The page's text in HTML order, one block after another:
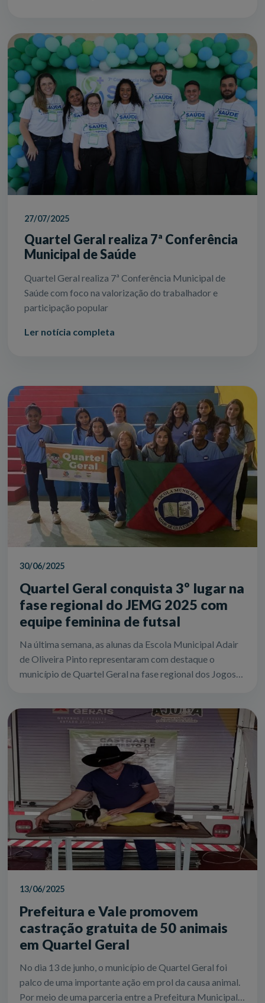
27/07/2025
Quartel Geral realiza 7ª Conferência
Municipal de Saúde
Quartel Geral realiza 7ª Conferência Municipal de
Saúde com foco na valorização do trabalhador e
participação popular
Ler notícia completa
30/06/2025
Quartel Geral conquista 3º lugar na
fase regional do JEMG 2025 com
equipe feminina de futsal
Na última semana, as alunas da Escola Municipal Adair
de Oliveira Pinto representaram com destaque o
município de Quartel Geral na fase regional dos Jogos
13/06/2025
Prefeitura e Vale promovem
castração gratuita de 50 animais
em Quartel Geral
No dia 13 de junho, o município de Quartel Geral foi
palco de uma importante ação em prol da causa animal.
Por meio de uma parceria entre a Prefeitura Municipal,